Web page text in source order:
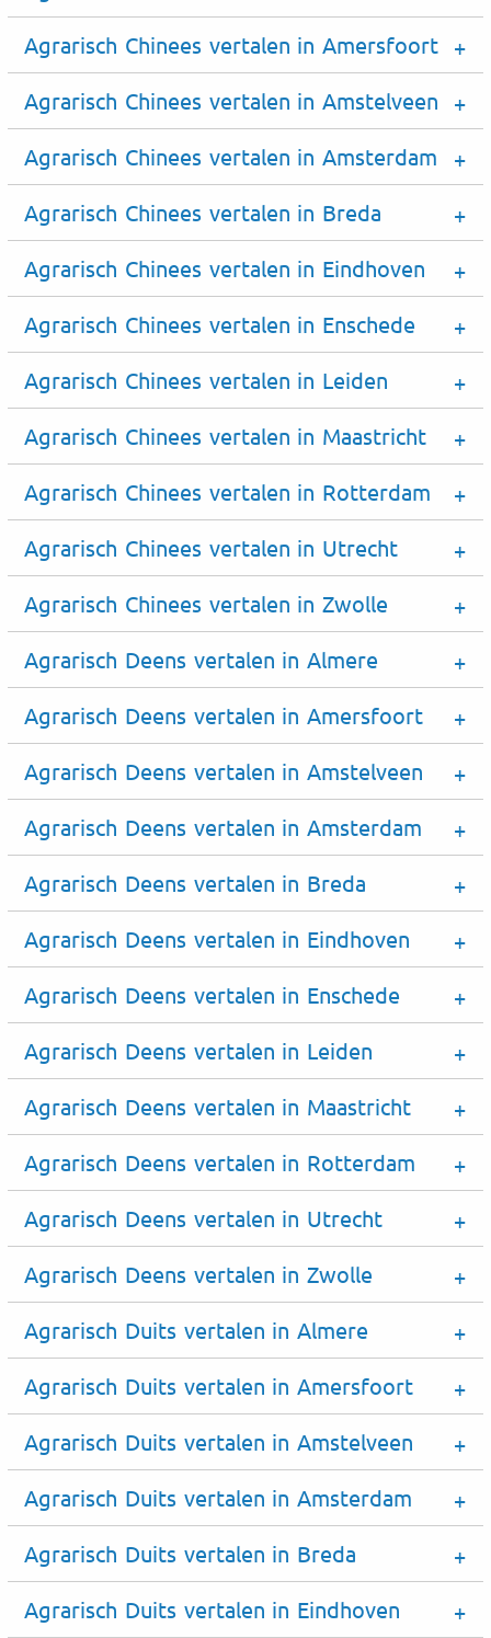
Agrarisch Chinees vertalen in Amersfoort
Agrarisch Chinees vertalen in Amstelveen
Agrarisch Chinees vertalen in Amsterdam
Agrarisch Chinees vertalen in Breda
Agrarisch Chinees vertalen in Eindhoven
Agrarisch Chinees vertalen in Enschede
Agrarisch Chinees vertalen in Leiden
Agrarisch Chinees vertalen in Maastricht
Agrarisch Chinees vertalen in Rotterdam
Agrarisch Chinees vertalen in Utrecht
Agrarisch Chinees vertalen in Zwolle
Agrarisch Deens vertalen in Almere
Agrarisch Deens vertalen in Amersfoort
Agrarisch Deens vertalen in Amstelveen
Agrarisch Deens vertalen in Amsterdam
Agrarisch Deens vertalen in Breda
Agrarisch Deens vertalen in Eindhoven
Agrarisch Deens vertalen in Enschede
Agrarisch Deens vertalen in Leiden
Agrarisch Deens vertalen in Maastricht
Agrarisch Deens vertalen in Rotterdam
Agrarisch Deens vertalen in Utrecht
Agrarisch Deens vertalen in Zwolle
Agrarisch Duits vertalen in Almere
Agrarisch Duits vertalen in Amersfoort
Agrarisch Duits vertalen in Amstelveen
Agrarisch Duits vertalen in Amsterdam
Agrarisch Duits vertalen in Breda
Agrarisch Duits vertalen in Eindhoven